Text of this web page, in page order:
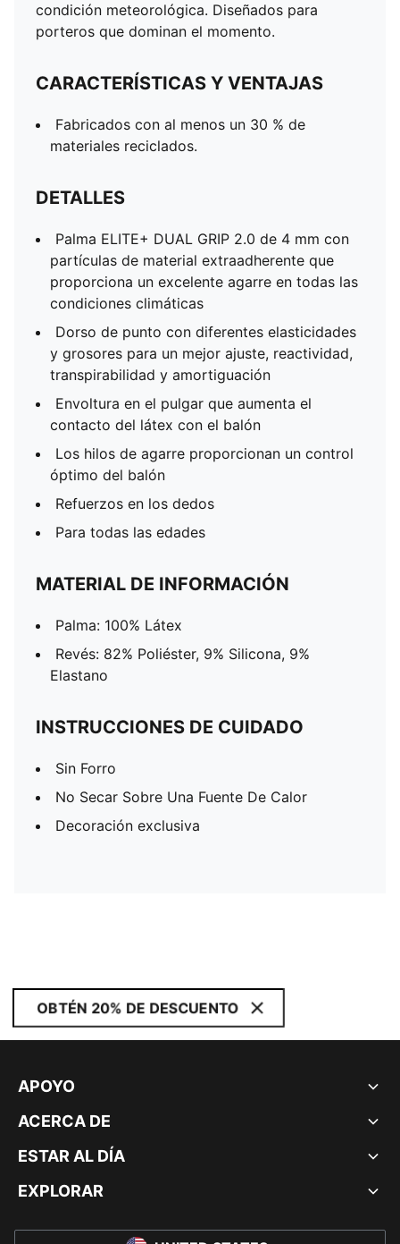
condición meteorológica. Diseñados para
porteros que dominan el momento.
CARACTERÍSTICAS Y VENTAJAS
Fabricados con al menos un 30 % de
materiales reciclados.
DETALLES
Palma ELITE+ DUAL GRIP 2.0 de 4 mm con
partículas de material extraadherente que
proporciona un excelente agarre en todas las
condiciones climáticas
Dorso de punto con diferentes elasticidades
y grosores para un mejor ajuste, reactividad,
transpirabilidad y amortiguación
Envoltura en el pulgar que aumenta el
contacto del látex con el balón
Los hilos de agarre proporcionan un control
óptimo del balón
Refuerzos en los dedos
Para todas las edades
MATERIAL DE INFORMACIÓN
Palma: 100% Látex
Revés: 82% Poliéster, 9% Silicona, 9%
Elastano
INSTRUCCIONES DE CUIDADO
Sin Forro
No Secar Sobre Una Fuente De Calor
Decoración exclusiva
OBTÉN 20% DE DESCUENTO
APOYO
ACERCA DE
ESTAR AL DÍA
EXPLORAR